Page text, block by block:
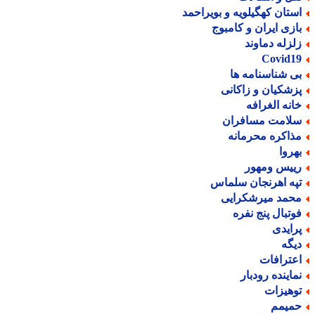
کهگیلویه و بویراحمد
ایران و کامبوج
دماوند
شناسنامه ها
و زاکانی
الغرافه
مسافران
محرمانه
ومهور
اهرنجان سلماس
میرشکرایی
پنج نفره
رودبار